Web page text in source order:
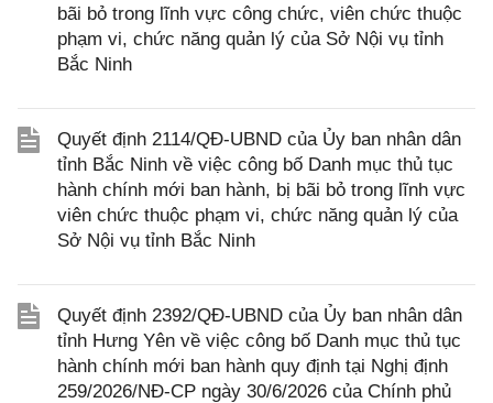
bãi bỏ trong lĩnh vực công chức, viên chức thuộc
phạm vi, chức năng quản lý của Sở Nội vụ tỉnh
Bắc Ninh
Quyết định 2114/QĐ-UBND của Ủy ban nhân dân
tỉnh Bắc Ninh về việc công bố Danh mục thủ tục
hành chính mới ban hành, bị bãi bỏ trong lĩnh vực
viên chức thuộc phạm vi, chức năng quản lý của
Sở Nội vụ tỉnh Bắc Ninh
Quyết định 2392/QĐ-UBND của Ủy ban nhân dân
tỉnh Hưng Yên về việc công bố Danh mục thủ tục
hành chính mới ban hành quy định tại Nghị định
259/2026/NĐ-CP ngày 30/6/2026 của Chính phủ